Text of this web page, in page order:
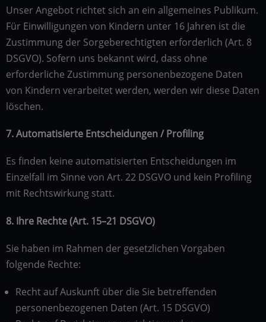
Unser Angebot richtet sich an ein allgemeines Publikum.
Für Einwilligungen von Kindern unter 16 Jahren ist die
Zustimmung der Sorgeberechtigten erforderlich (Art. 8
DSGVO). Sofern uns bekannt wird, dass ohne
erforderliche Zustimmung personenbezogene Daten
von Kindern verarbeitet werden, werden wir diese Daten
löschen.
7. Automatisierte Entscheidungen / Profiling
Es finden keine automatisierten Entscheidungen im
Einzelfall im Sinne von Art. 22 DSGVO und kein Profiling
mit Rechtswirkung statt.
8. Ihre Rechte (Art. 15–21 DSGVO)
Sie haben im Rahmen der gesetzlichen Vorgaben
folgende Rechte:
Recht auf Auskunft über die Sie betreffenden
personenbezogenen Daten (Art. 15 DSGVO)